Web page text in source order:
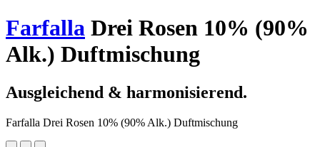
Farfalla Drei Rosen 10% (90%
Alk.) Duftmischung
Ausgleichend & harmonisierend.
Farfalla Drei Rosen 10% (90% Alk.) Duftmischung